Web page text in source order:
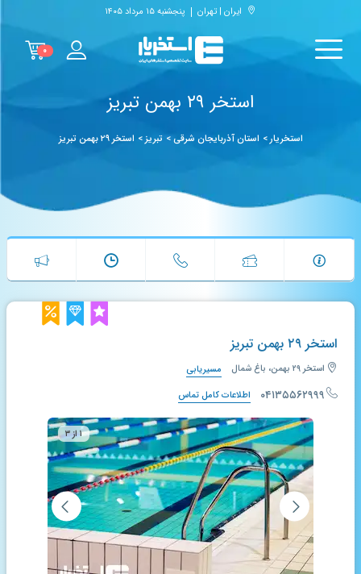
ایران | تهران پنجشنبه ۱۵ مرداد ۱۴۰۵
۰
استخر ۲۹ بهمن تبریز
استخریار> استان آذربایجان شرقی> تبریز> استخر ۲۹ بهمن تبریز
استخر ۲۹ بهمن تبریز
استخر ۲۹ بهمن، باغ شمال مسیریابی
۰۴۱۳۵۵۶۲۹۹۹ اطلاعات کامل تماس
۱ از ۳